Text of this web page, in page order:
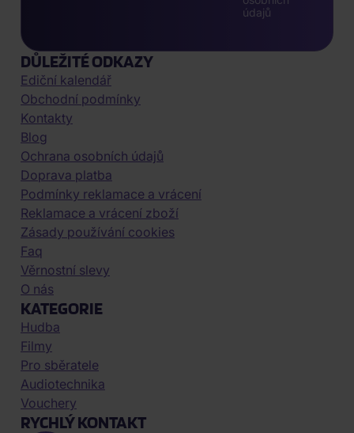
údajů
DŮLEŽITÉ ODKAZY
Ediční kalendář
Obchodní podmínky
Kontakty
Blog
Ochrana osobních údajů
Doprava platba
Podmínky reklamace a vrácení
Reklamace a vrácení zboží
Zásady používání cookies
Faq
Věrnostní slevy
O nás
KATEGORIE
Hudba
Filmy
Pro sběratele
Audiotechnika
Vouchery
RYCHLÝ KONTAKT